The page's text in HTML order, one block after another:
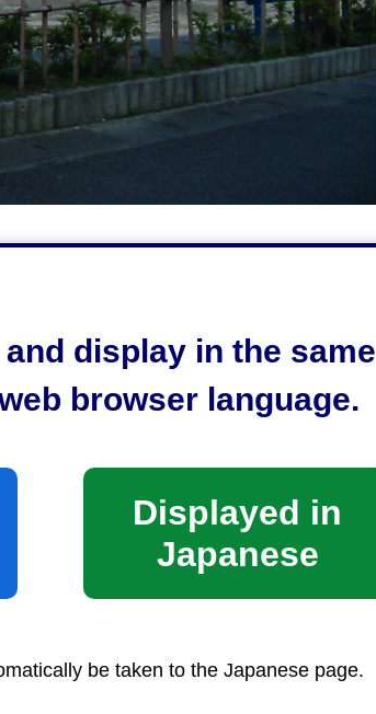
display in the same
browser language.
Displayed in
Japanese
be taken to the Japanese page.